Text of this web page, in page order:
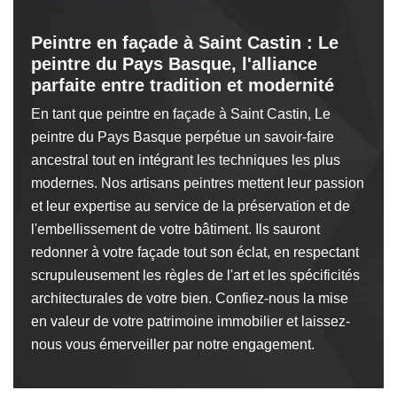
Peintre en façade à Saint Castin : Le
peintre du Pays Basque, l'alliance
parfaite entre tradition et modernité
En tant que peintre en façade à Saint Castin, Le
peintre du Pays Basque perpétue un savoir-faire
ancestral tout en intégrant les techniques les plus
modernes. Nos artisans peintres mettent leur passion
et leur expertise au service de la préservation et de
l'embellissement de votre bâtiment. Ils sauront
redonner à votre façade tout son éclat, en respectant
scrupuleusement les règles de l'art et les spécificités
architecturales de votre bien. Confiez-nous la mise
en valeur de votre patrimoine immobilier et laissez-
nous vous émerveiller par notre engagement.